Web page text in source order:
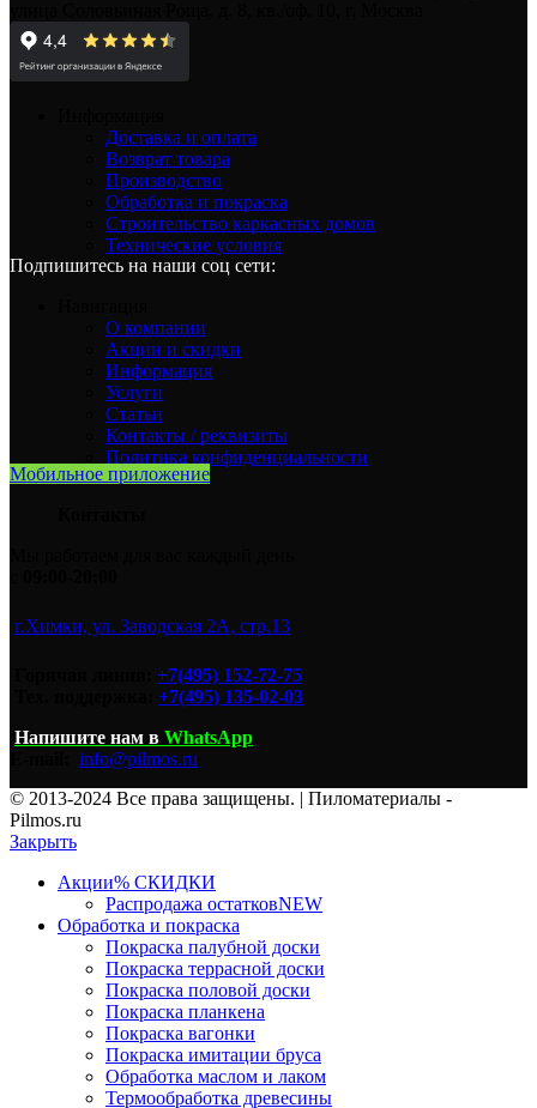
Доставка и оплата
Возврат товара
Производство
Обработка и покраска
Строительство каркасных домов
Технические условия
Подпишитесь на наши соц сети:
О компании
Акции и скидки
Информация
Услуги
Статьи
Контакты / реквизиты
Политика конфиденциальности
Мобильное приложение
г.Химки, ул. Заводская 2А, стр.13
+7(495) 152-72-75
+7(495) 135-02-03
Напишите нам в WhatsApp
info@pilmos.ru
© 2013-2024 Все права защищены. | Пиломатериалы -
Pilmos.ru
Закрыть
Акции% СКИДКИ
Распродажа остатковNEW
Обработка и покраска
Покраска палубной доски
Покраска террасной доски
Покраска половой доски
Покраска планкена
Покраска вагонки
Покраска имитации бруса
Обработка маслом и лаком
Термообработка древесины